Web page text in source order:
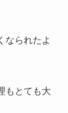
なられたよ
もとても大